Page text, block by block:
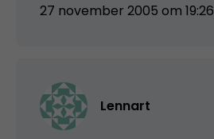
27 november 2005 om 19:26
Lennart